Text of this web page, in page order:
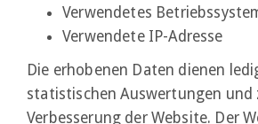
Verwendetes
Verwendete IP-Adresse
Die erhobenen Daten dienen
statistischen Auswertungen und
Verbesserung der Website. Der